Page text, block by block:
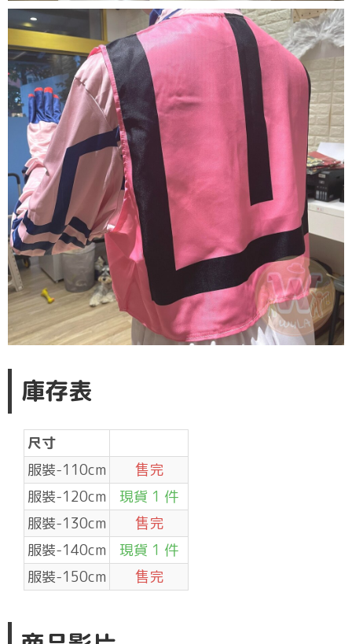
庫存表
尺寸
服裝-110cm
售完
服裝-120cm
現貨 1 件
服裝-130cm
售完
服裝-140cm
現貨 1 件
服裝-150cm
售完